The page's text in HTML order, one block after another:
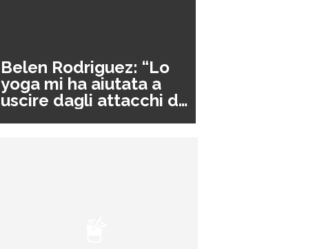
Belen Rodriguez: “Lo
yoga mi ha aiutata a
uscire dagli attacchi di